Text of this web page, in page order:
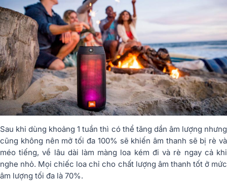
Sau khi dùng khoảng 1 tuần thì có thể tăng dần âm lượng nhưng
cũng không nên mở tối đa 100% sẽ khiến âm thanh sẽ bị rè và
méo tiếng, về lâu dài làm màng loa kém đi và rè ngay cả khi
nghe nhỏ. Mọi chiếc loa chỉ cho chất lượng âm thanh tốt ở mức
âm lượng tối đa là 70%.